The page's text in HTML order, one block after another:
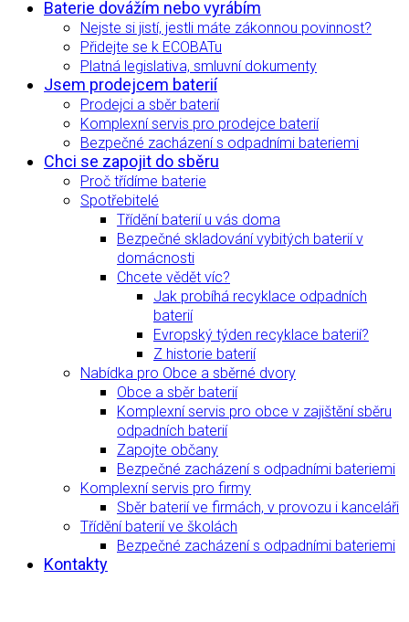
Baterie dovážím nebo vyrábím
Nejste si jistí, jestli máte zákonnou povinnost?
Přidejte se k ECOBATu
Platná legislativa, smluvní dokumenty
Jsem prodejcem baterií
Prodejci a sběr baterií
Komplexní servis pro prodejce baterií
Bezpečné zacházení s odpadními bateriemi
Chci se zapojit do sběru
Proč třídíme baterie
Spotřebitelé
Třídění baterií u vás doma
Bezpečné skladování vybitých baterií v
domácnosti
Chcete vědět víc?
Jak probíhá recyklace odpadních
baterií
Evropský týden recyklace baterií?
Z historie baterií
Nabídka pro Obce a sběrné dvory
Obce a sběr baterií
Komplexní servis pro obce v zajištění sběru
odpadních baterií
Zapojte občany
Bezpečné zacházení s odpadními bateriemi
Komplexní servis pro firmy
Sběr baterií ve firmách, v provozu i kanceláři
Třídění baterií ve školách
Bezpečné zacházení s odpadními bateriemi
Kontakty